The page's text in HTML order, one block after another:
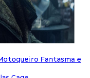
Fantasma e